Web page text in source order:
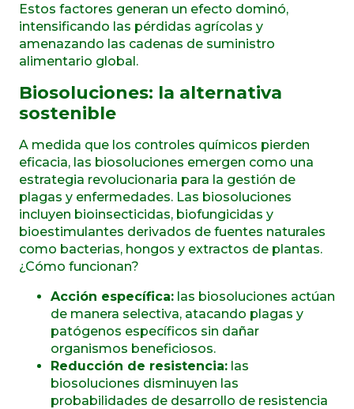
Estos factores generan un efecto dominó,
intensificando las pérdidas agrícolas y
amenazando las cadenas de suministro
alimentario global.
Biosoluciones: la alternativa
sostenible
A medida que los controles químicos pierden
eficacia, las biosoluciones emergen como una
estrategia revolucionaria para la gestión de
plagas y enfermedades. Las biosoluciones
incluyen bioinsecticidas, biofungicidas y
bioestimulantes derivados de fuentes naturales
como bacterias, hongos y extractos de plantas.
¿Cómo funcionan?
Acción específica: las biosoluciones actúan
de manera selectiva, atacando plagas y
patógenos específicos sin dañar
organismos beneficiosos.
Reducción de resistencia: las
biosoluciones disminuyen las
probabilidades de desarrollo de resistencia